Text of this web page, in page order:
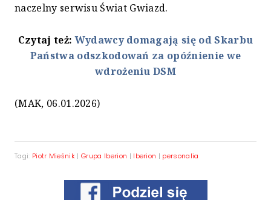
naczelny serwisu Świat Gwiazd.
Czytaj też:Wydawcy domagają się od Skarbu
Państwa odszkodowań za opóźnienie we
wdrożeniu DSM
(MAK, 06.01.2026)
Tagi: Piotr Mieśnik |Grupa Iberion | Iberion | personalia